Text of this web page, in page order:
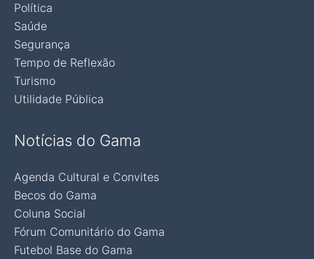
Política
Saúde
Segurança
Tempo de Reflexão
Turismo
Utilidade Pública
Notícias do Gama
Agenda Cultural e Convites
Becos do Gama
Coluna Social
Fórum Comunitário do Gama
Futebol Base do Gama